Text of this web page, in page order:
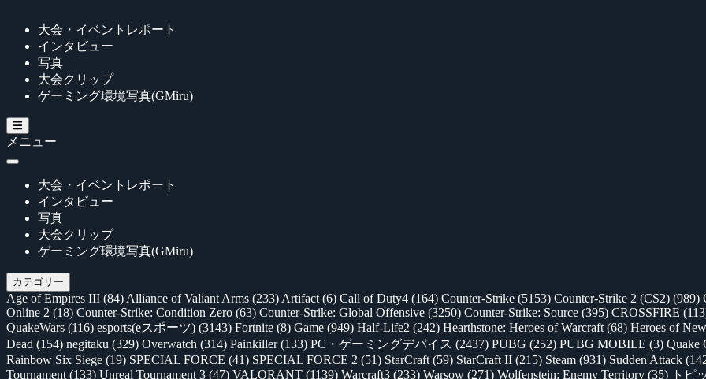
大会・イベントレポート
インタビュー
写真
大会クリップ
ゲーミング環境写真(GMiru)
メニュー
大会・イベントレポート
インタビュー
写真
大会クリップ
ゲーミング環境写真(GMiru)
カテゴリー
Age of Empires III (84) Alliance of Valiant Arms (233) Artifact (6) Call of Duty4 (164) Counter-Strike (5153) Counter-Strike 2 (CS2) (989)
Online 2 (18) Counter-Strike: Condition Zero (63) Counter-Strike: Global Offensive (3250) Counter-Strike: Source (395) CROSSFIRE
QuakeWars (116) esports(eスポーツ) (3143) Fortnite (8) Game (949) Half-Life2 (242) Hearthstone: Heroes of Warcraft (68) Heroes of
Dead (154) negitaku (329) Overwatch (314) Painkiller(133) PC・ゲーミングデバイス (2437) PUBG (252) PUBG MOBILE (3) Quake
Rainbow Six Siege (19) SPECIAL FORCE (41) SPECIAL FORCE 2 (51) StarCraft (59) StarCraft II (215) Steam (931) Sudden Attack
Tournament (133) Unreal Tournament 3 (47) VALORANT (1139) Warcraft3 (233) Warsow (271) Wolfenstein: Enemy Territory (35) トピ